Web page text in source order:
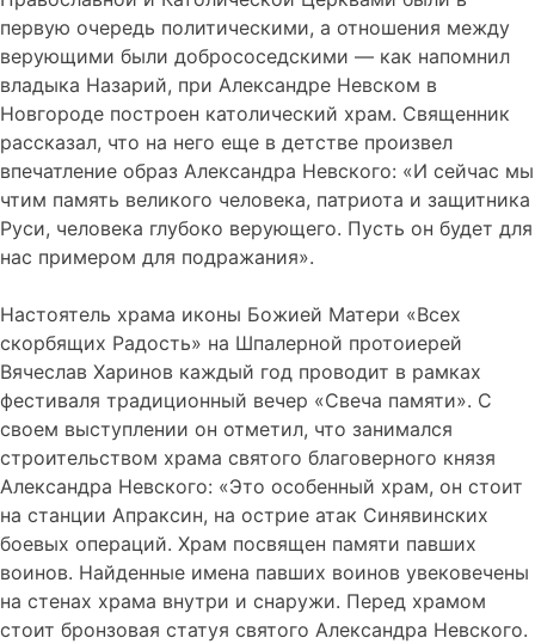
первую очередь политическими, а отношения между
верующими были добрососедскими — как напомнил
владыка Назарий, при Александре Невском в
Новгороде построен католический храм. Священник
рассказал, что на него еще в детстве произвел
впечатление образ Александра Невского: «И сейчас мы
чтим память великого человека, патриота и защитника
Руси, человека глубоко верующего. Пусть он будет для
нас примером для подражания».
Настоятель храма иконы Божией Матери «Всех
скорбящих Радость» на Шпалерной протоиерей
Вячеслав Харинов каждый год проводит в рамках
фестиваля традиционный вечер «Свеча памяти». С
своем выступлении он отметил, что занимался
строительством храма святого благоверного князя
Александра Невского: «Это особенный храм, он стоит
на станции Апраксин, на острие атак Синявинских
боевых операций. Храм посвящен памяти павших
воинов. Найденные имена павших воинов увековечены
на стенах храма внутри и снаружи. Перед храмом
стоит бронзовая статуя святого Александра Невского.